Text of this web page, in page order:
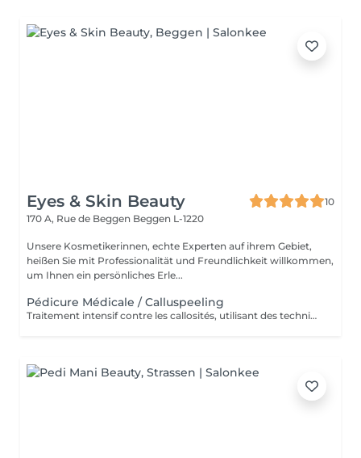
Eyes & Skin Beauty
10
170 A, Rue de Beggen Beggen L-1220
Unsere Kosmetikerinnen, echte Experten auf ihrem Gebiet,
heißen Sie mit Professionalität und Freundlichkeit willkommen,
um Ihnen ein persönliches Erle...
Pédicure Médicale / Calluspeeling
Traitement intensif contre les callosités, utilisant des techniques médicales pour des pieds doux, lisses et parfaitement soignés.